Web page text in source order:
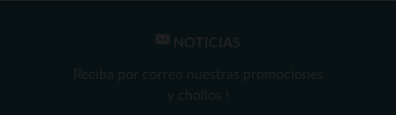
TALLAS DISPONIBLES
52
TALLAS DISPONIBLES
50
NOTICIAS
Reciba por correo nuestras promociones
y chollos !